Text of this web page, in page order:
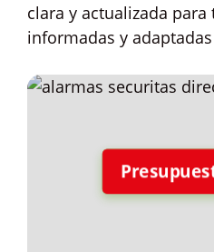
clara y actualizada
informadas y